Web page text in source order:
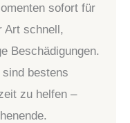
sofort für
Art schnell,
Beschädigungen.
bestens
zu helfen –